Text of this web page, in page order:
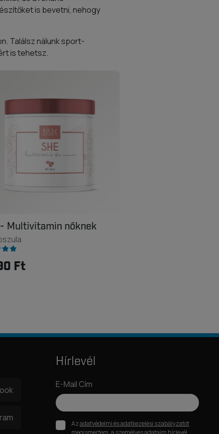
is bevetni, nehogy
Találsz nálunk sport-
is tehetsz.
Multivitamin nőknek
Ft
Hírlevél
E-Mail Cím
Azadatvédelmi és adatkezelési szabályzatot